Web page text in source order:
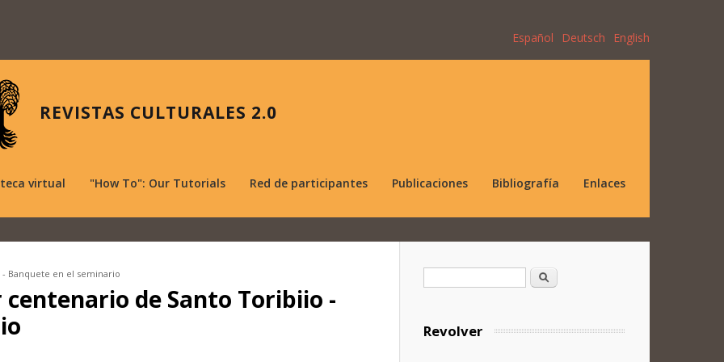
Español Deutsch English
REVISTAS CULTURALES 2.0
virtual "How To": Our Tutorials Red de participantes Publicaciones Bibliografía Enlaces
Banquete en el seminario
de Santo Toribiio -
Formulario de búsqueda
Buscar
Revolver